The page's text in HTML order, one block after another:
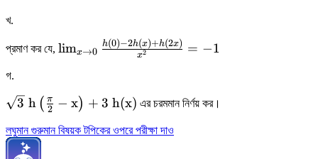
খ.
প্রমাণ কর যে, \lim _{x
\frac{h(0)-2
h(x)+h(2
x)}
limx→0 x2
h(0)−2h(x)+h(2x) = −1
গ.
\sqrt{3}
{2}-\mathrm{x}\right)+3
\mathrm{~h}(\mathrm{x})
3 h ( 2
π − x) + 3 h(x) এর চরমমান নির্ণয় কর।
লঘুমান গুরুমান বিষয়ক টপিকের ওপরে পরীক্ষা দাও